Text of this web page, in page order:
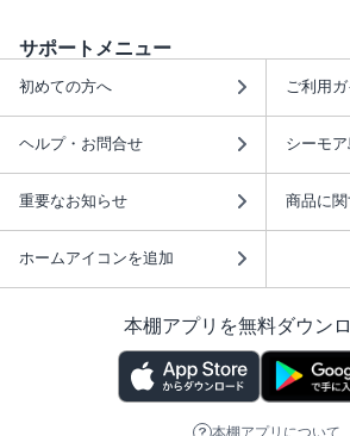
サポートメニュー
初めての方へ ご利用
ヘルプ・お問合せ シーモア
重要なお知らせ 商品に
ホームアイコンを追加
本棚アプリを無料ダウンロ